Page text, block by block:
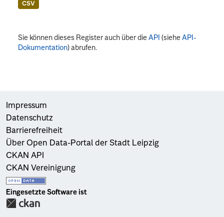
CSV
Sie können dieses Register auch über dieAPI (sieheAPI-
Dokumentation) abrufen.
Impressum
Datenschutz
Barrierefreiheit
Über Open Data-Portal der Stadt Leipzig
CKAN API
CKAN Vereinigung
Eingesetzte Software ist